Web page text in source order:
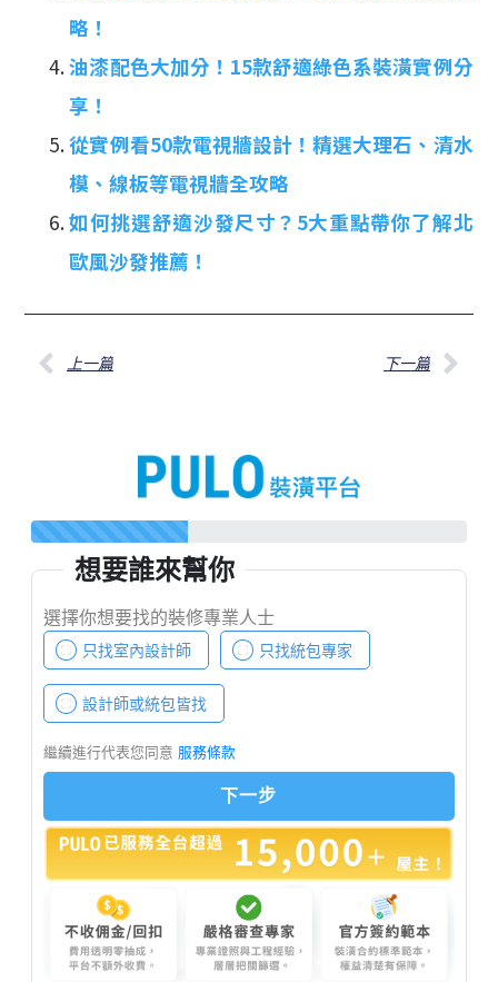
略！
油漆配色大加分！15款舒適綠色系裝潢實例分
享！
從實例看50款電視牆設計！精選大理石、清水
模、線板等電視牆全攻略
如何挑選舒適沙發尺寸？5大重點帶你了解北
歐風沙發推薦！
上一篇 下一篇